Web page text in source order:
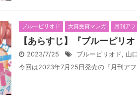
ブルーピリオド 大賞受賞マンガ 月刊ア
【あらすじ】『ブルーピリ
2023/7/25 ブルーピリオド, 山
今回は2023年7月25日発売の『月刊ア